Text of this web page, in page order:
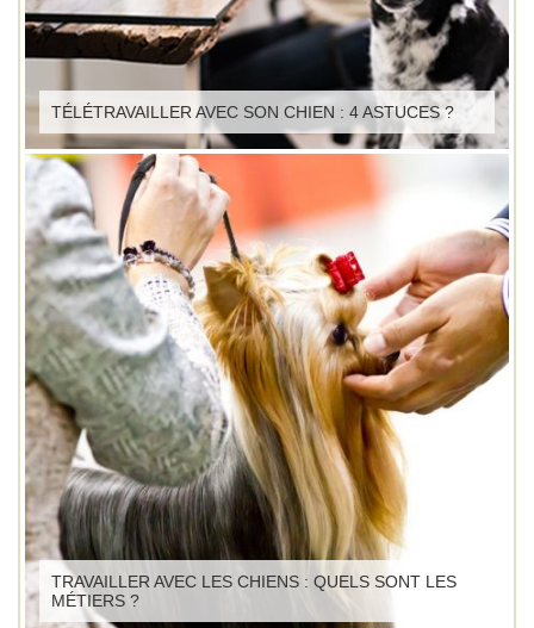
TÉLÉTRAVAILLER AVEC SON CHIEN : 4 ASTUCES ?
TRAVAILLER AVEC LES CHIENS : QUELS SONT LES
MÉTIERS ?